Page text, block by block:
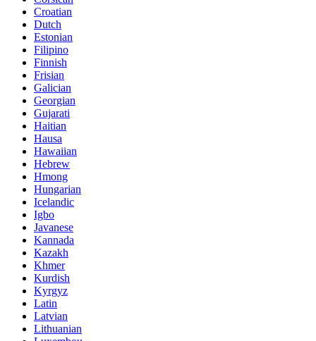
Croatian
Dutch
Estonian
Filipino
Finnish
Frisian
Galician
Georgian
Gujarati
Haitian
Hausa
Hawaiian
Hebrew
Hmong
Hungarian
Icelandic
Igbo
Javanese
Kannada
Kazakh
Khmer
Kurdish
Kyrgyz
Latin
Latvian
Lithuanian